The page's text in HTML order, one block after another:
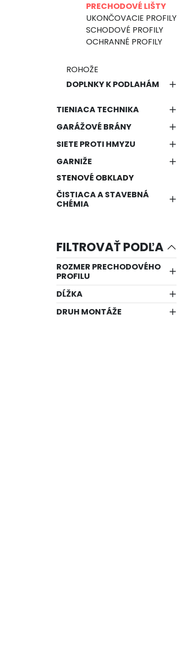
PRECHODOVÉ LIŠTY
UKONČOVACIE PROFILY
SCHODOVÉ PROFILY
OCHRANNÉ PROFILY
ROHOŽE
DOPLNKY K PODLAHÁM
TIENIACA TECHNIKA
GARÁŽOVÉ BRÁNY
SIETE PROTI HMYZU
GARNIŽE
STENOVÉ OBKLADY
ČISTIACA A STAVEBNÁ
CHÉMIA
FILTROVAŤ PODĽA
ROZMER PRECHODOVÉHO
PROFILU
DĹŽKA
DRUH MONTÁŽE